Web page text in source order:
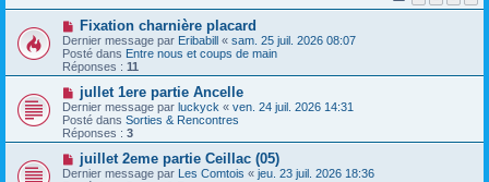
s
a
g
e
a
m
e
s
s
a
g
e
N
o
u
v
e
a
u
m
e
s
s
a
Fixation charnière placard
Dernier message par Eribabill « sam. 25 juil. 2026 08:07
Posté dans Entre nous et coups de main
Réponses : 11
N
o
u
v
e
a
u
jullet 1ere partie Ancelle
Dernier message par luckyck « ven. 24 juil. 2026 14:31
Posté dans Sorties & Rencontres
Réponses : 3
N
o
juillet 2eme partie Ceillac (05)
Dernier message par Les Comtois « jeu. 23 juil. 2026 18:36